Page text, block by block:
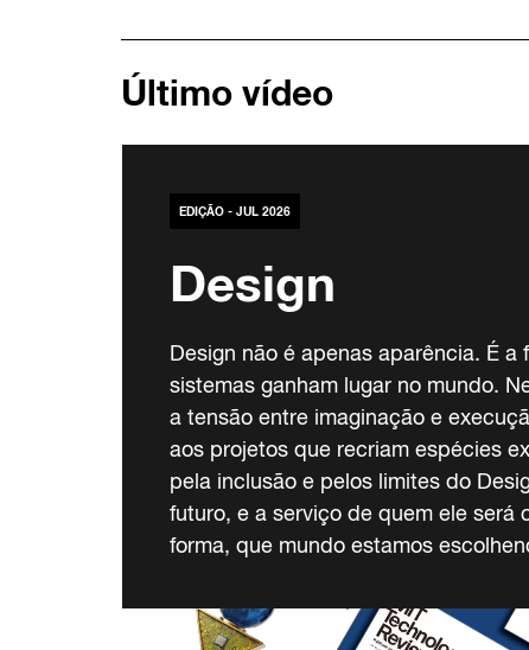
Último vídeo
EDIÇÃO - JUL 2026
Design
Design não é apenas aparência. É
sistemas ganham lugar no mundo.
a tensão entre imaginação e
aos projetos que recriam espécies
pela inclusão e pelos limites do
futuro, e a serviço de quem ele será
forma, que mundo estamos